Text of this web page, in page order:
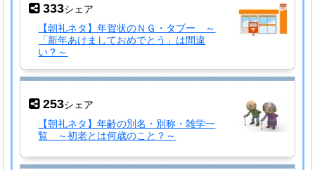
333シェア
【朝礼ネタ】年賀状のＮＧ・タブー ～
「新年あけましておめでとう」は間違
い？～
253シェア
【朝礼ネタ】年齢の別名・別称・雑学一
覧 ～初老とは何歳のこと？～